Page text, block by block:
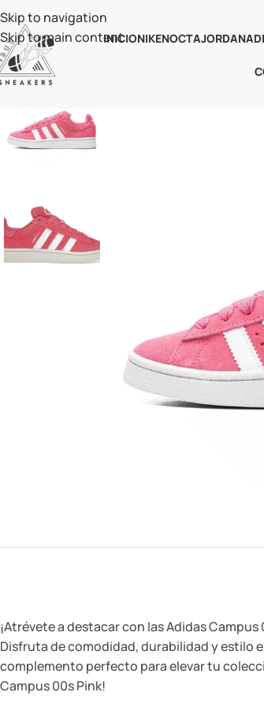
Skip to navigation
Skip to main content
INICIONIKENOCTAJORDAN
¡Atrévete a destacar con las Adidas
Disfruta de comodidad, durabilidad y estilo
complemento perfecto para elevar tu
Campus 00s Pink!